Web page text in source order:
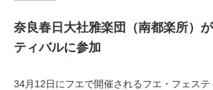
奈良春日大社雅楽団（南都楽所）
ティバルに参加
34月12日にフエで開催されるフエ・フェス